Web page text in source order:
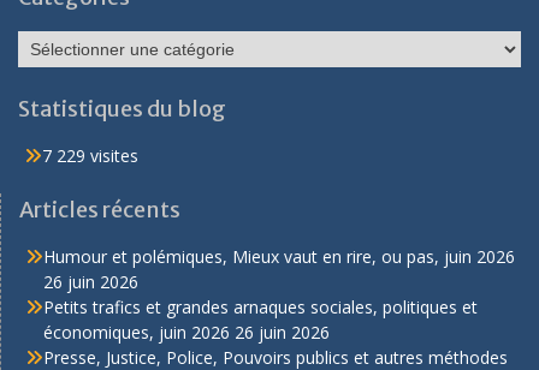
Catégories
Statistiques du blog
7 229 visites
Articles récents
Humour et polémiques, Mieux vaut en rire, ou pas, juin 2026
26 juin 2026
Petits trafics et grandes arnaques sociales, politiques et
économiques, juin 2026 26 juin 2026
Presse, Justice, Police, Pouvoirs publics et autres méthodes